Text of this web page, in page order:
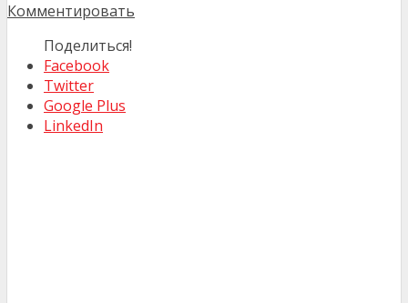
Комментировать
Поделиться!
Facebook
Twitter
Google Plus
LinkedIn